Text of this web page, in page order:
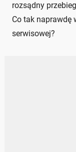
rozsądny
Co tak naprawdę
serwisowej?